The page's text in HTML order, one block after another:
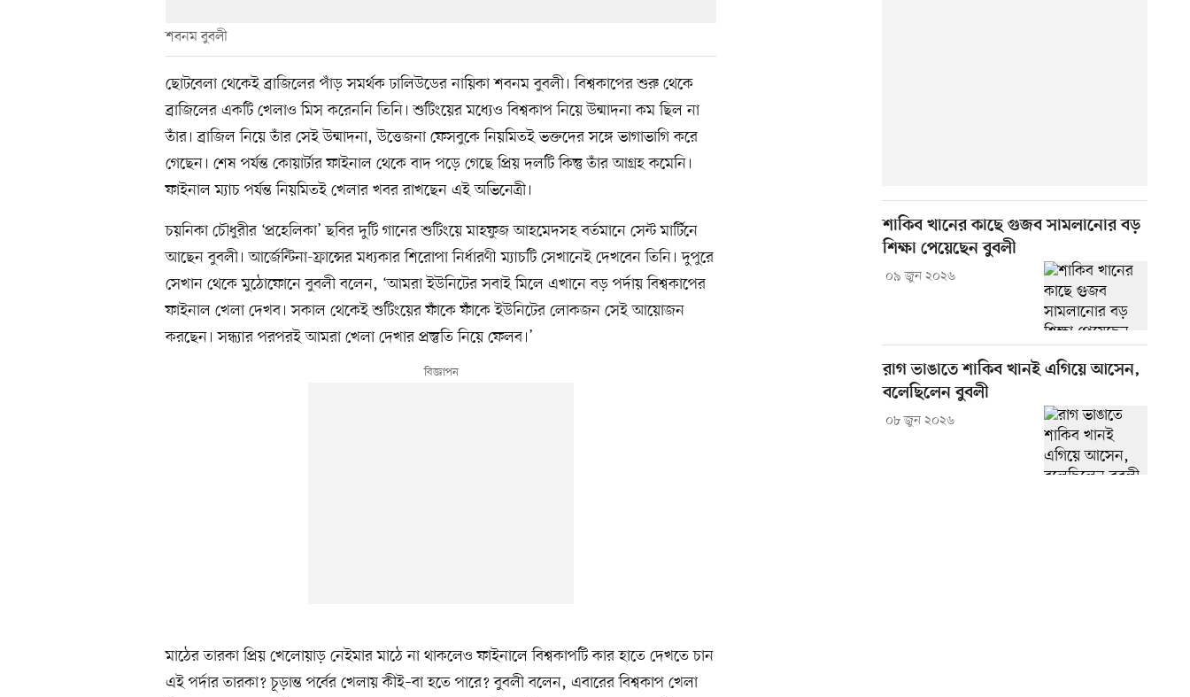
শবনম বুবলী
ছোটবেলা থেকেই ব্রাজিলের পাঁড় সমর্থক ঢালিউডের নায়িকা শবনম বুবলী। বিশ্বকাপের শুরু থেকে
ব্রাজিলের একটি খেলাও মিস করেননি তিনি। শুটিংয়ের মধ্যেও বিশ্বকাপ নিয়ে উন্মাদনা কম ছিল না
তাঁর। ব্রাজিল নিয়ে তাঁর সেই উন্মাদনা, উত্তেজনা ফেসবুকে নিয়মিতই ভক্তদের সঙ্গে ভাগাভাগি করে
গেছেন। শেষ পর্যন্ত কোয়ার্টার ফাইনাল থেকে বাদ পড়ে গেছে প্রিয় দলটি কিন্তু তাঁর আগ্রহ কমেনি।
ফাইনাল ম্যাচ পর্যন্ত নিয়মিতই খেলার খবর রাখছেন এই অভিনেত্রী।
চয়নিকা চৌধুরীর ‘প্রহেলিকা’ ছবির দুটি গানের শুটিংয়ে মাহফুজ আহমেদসহ বর্তমানে সেন্ট মার্টিনে
আছেন বুবলী। আর্জেন্টিনা-ফ্রান্সের মধ্যকার শিরোপা নির্ধারণী ম্যাচটি সেখানেই দেখবেন তিনি। দুপুরে
সেখান থেকে মুঠোফোনে বুবলী বলেন, ‘আমরা ইউনিটের সবাই মিলে এখানে বড় পর্দায় বিশ্বকাপের
ফাইনাল খেলা দেখব। সকাল থেকেই শুটিংয়ের ফাঁকে ফাঁকে ইউনিটের লোকজন সেই আয়োজন
করছেন। সন্ধ্যার পরপরই আমরা খেলা দেখার প্রস্তুতি নিয়ে ফেলব।’
মাঠের তারকা প্রিয় খেলোয়াড় নেইমার মাঠে না থাকলেও ফাইনালে বিশ্বকাপটি কার হাতে দেখতে চান
এই পর্দার তারকা? চূড়ান্ত পর্বের খেলায় কীই–বা হতে পারে? বুবলী বলেন, এবারের বিশ্বকাপ খেলা
শাকিব খানের কাছে গুজব সামলানোর বড়
শিক্ষা পেয়েছেন বুবলী
০৯ জুন ২০২৬
রাগ ভাঙাতে শাকিব খানই এগিয়ে আসেন,
বলেছিলেন বুবলী
০৮ জুন ২০২৬